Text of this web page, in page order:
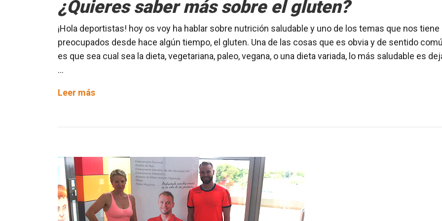
¿Quieres saber más sobre el gluten?
¡Hola deportistas! hoy os voy ha hablar sobre nutrición saludable y uno de los temas que nos tiene
preocupados desde hace algún tiempo, el gluten. Una de las cosas que es obvia y de sentido
es que sea cual sea la dieta, vegetariana, paleo, vegana, o una dieta variada, lo más saludable es
…
Leer más¿Quieres
gluten?